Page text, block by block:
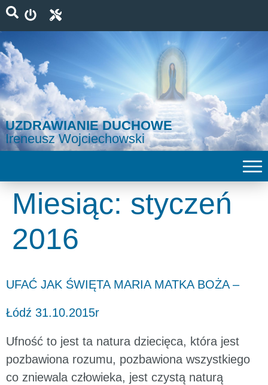
UZDRAWIANIE DUCHOWE
Ireneusz Wojciechowski
Miesiąc: styczeń
2016
UFAĆ JAK ŚWIĘTA MARIA MATKA BOŻA –
Łódź 31.10.2015r
Ufność to jest ta natura dziecięca, która jest
pozbawiona rozumu, pozbawiona wszystkiego
co zniewala człowieka, jest czystą naturą